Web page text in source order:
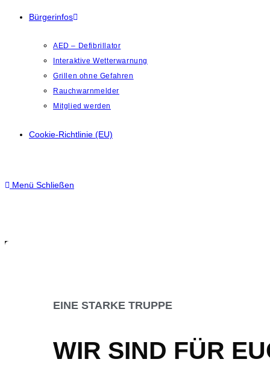
Bürgerinfos
AED – Defibrillator
Interaktive Wetterwarnung
Grillen ohne Gefahren
Rauchwarnmelder
Mitglied werden
Cookie-Richtlinie (EU)
Menü Schließen
EINE STARKE TRUPPE
WIR SIND FÜR